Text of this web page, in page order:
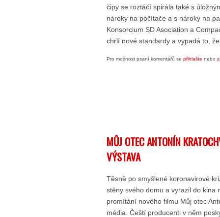
čipy se roztáčí spirála také s
nároky na počítače a s nároky na
Konsorcium SD Asociation a
chrlí nové standardy a vypadá to,
Pro možnost psaní komentářů se přihlašte nebo
MŮJ OTEC ANTONÍN
VÝSTAVA
Těsně po smyšlené koronavirové
stěny svého domu a vyrazil do kina
promítání nového filmu Můj otec
média. Čeští producenti v něm